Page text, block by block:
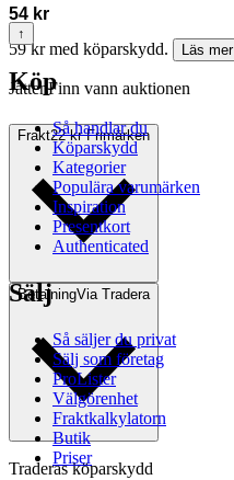
54 kr
59 kr med köparskydd.
Läs mer
JättenFinn vann auktionen
Frakt22 kr Frimärken
BetalningVia Tradera
Traderas köparskydd
↑
Köp
Så handlar du
Köparskydd
Kategorier
Populära varumärken
Inspiration
Presentkort
Authenticated
Sälj
Så säljer du privat
Sälj som företag
ProLister
Välgörenhet
Fraktkalkylatorn
Butik
Priser